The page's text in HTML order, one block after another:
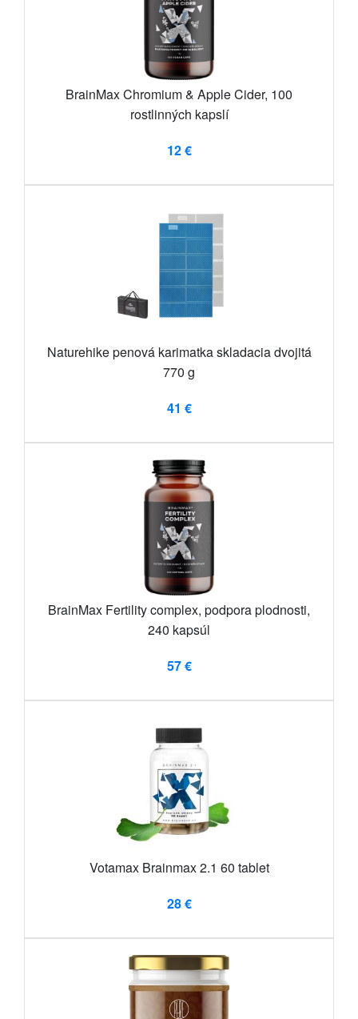
BrainMax Chromium & Apple Cider, 100
rostlinných kapslí
12 €
Naturehike penová karimatka skladacia dvojitá
770 g
41 €
BrainMax Fertility complex, podpora plodnosti,
240 kapsúl
57 €
Votamax Brainmax 2.1 60 tablet
28 €